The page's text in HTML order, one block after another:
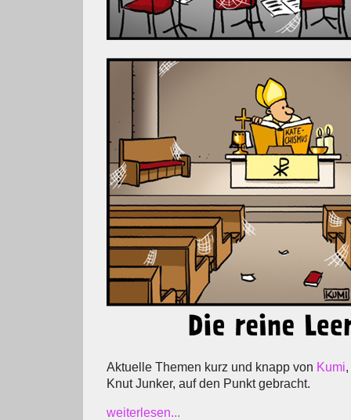
Aktuelle Themen kurz und knapp von Kumi
Knut Junker, auf den Punkt gebracht.
weiterlesen...